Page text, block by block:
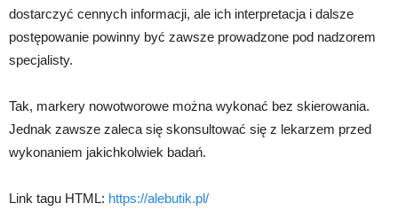
dostarczyć cennych informacji, ale ich interpretacja i dalsze
postępowanie powinny być zawsze prowadzone pod nadzorem
specjalisty.
Tak, markery nowotworowe można wykonać bez skierowania.
Jednak zawsze zaleca się skonsultować się z lekarzem przed
wykonaniem jakichkolwiek badań.
Link tagu HTML: https://alebutik.pl/